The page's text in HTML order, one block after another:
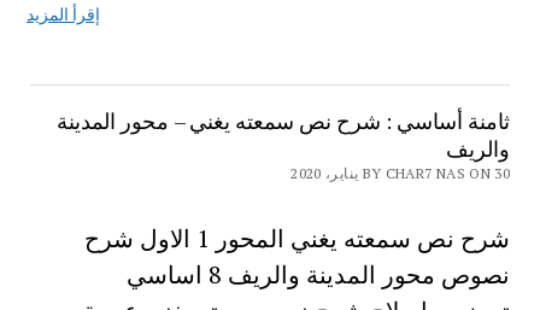
إقرأ المزيد
ثامنة أساسي : شرح نص سمعته يغني – محور المدينة
والريف
BY CHAR7 NAS ON 30 يناير، 2020
شرح نص سمعته يغني المحور 1 الاول شرح
نصوص محور المدينة والريف 8 اساسي